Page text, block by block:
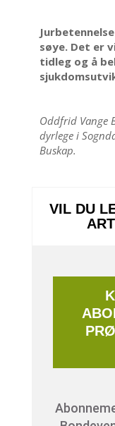
søye. Det er
tidleg og å
Oddfrid Vange
dyrlege i
Buskap.
VIL DU